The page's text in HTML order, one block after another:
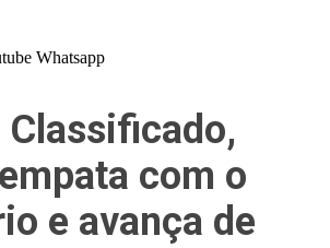
Whatsapp
Classificado,
com o
e avança de